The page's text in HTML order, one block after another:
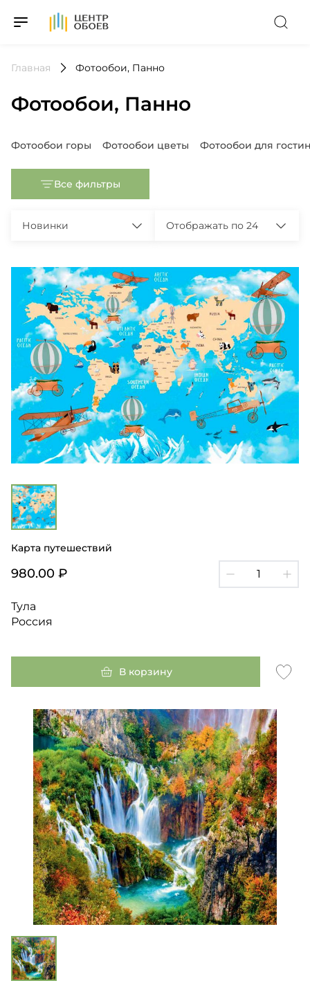
На Главную
Главная Фотообои, Панно
Фотообои, Панно
Популярные запросы
Фотообои горы Фотообои цветы Фотообои для
Все фильтры
Новинки Отображать по 24
Карта путешествий
980.00 ₽
Тула
Россия
В корзину